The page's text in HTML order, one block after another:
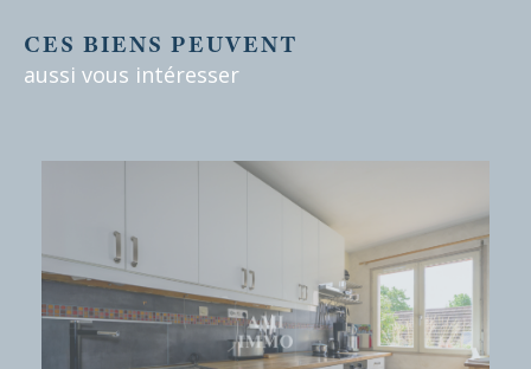
CES BIENS PEUVENT
aussi vous intéresser